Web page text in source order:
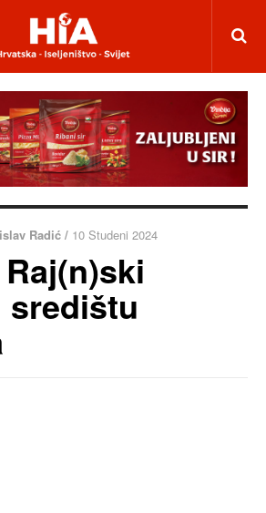
Radić / 10 Studeni 2024